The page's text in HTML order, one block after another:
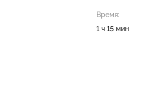
Время:
1 ч 15 мин